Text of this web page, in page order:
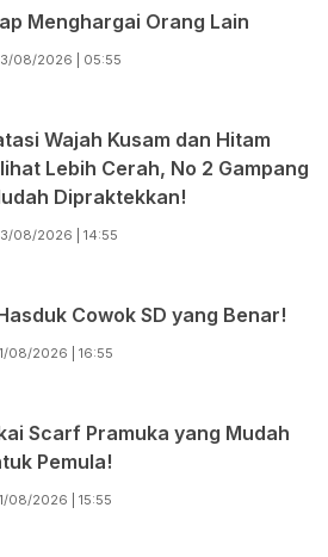
Menghargai Orang Lain
08/2026 | 05:55
Wajah Kusam dan Hitam
Lebih Cerah, No 2 Gampang
Dipraktekkan!
08/2026 | 14:55
Cowok SD yang Benar!
08/2026 | 16:55
Scarf Pramuka yang Mudah
Pemula!
08/2026 | 15:55